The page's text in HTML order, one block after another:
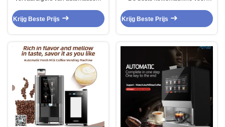
proteïnepoedermachines
Krijg Beste Prijs
Krijg Beste Prijs